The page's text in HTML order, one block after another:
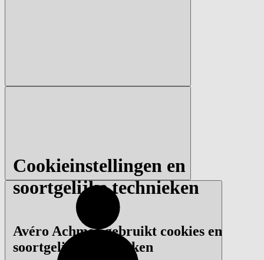
Cookieinstellingen en
soortgelijke technieken
Avéro Achmea gebruikt cookies en
soortgelijke technieken